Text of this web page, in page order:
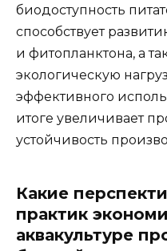
биодоступность
способствует
и фитопланктона, а
экологическую
эффективного
итоге увеличивает
устойчивость
Какие
практик
аквакультуре